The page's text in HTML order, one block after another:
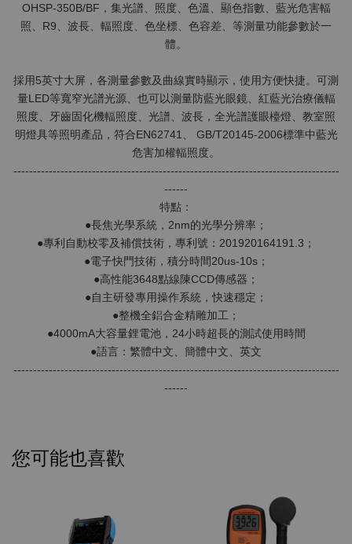
OHSP-350B/BF，集光譜、照度、色溫、顯色指數、藍光危害輻
照、R9、波長、輻照度、色坐標、色容差、等測量功能參數於一
體。
採用5英寸大屏，各測量參數及曲線實時顯示，使用方便快捷。可測
量LED等寬窄光譜光源、也可以測量防藍光眼鏡、紅藍光治療儀輻
照度、牙齒固化機輻照度、光譜、波長，全光譜護眼檯燈、教室照
明燈具等照明產品，符合EN62741、 GB/T20145-2006標準中藍光
危害加權輻照度。
-----------------------------------------------------------------------------------
------
特點：
●長焦光學系統，2nm的光學分辨率；
●專利自動校零及補償技術，專利號：201920164191.3；
●電子快門技術，積分時間20us-10s；
●高性能3648點線陳CCD傳感器；
●自主研發專用操作系統，快速穩定；
●整機全鋁合金精雕加工；
●4000mA大容量鋰電池，24小時超長的測試使用時間
●語言：繁體中文、簡體中文、英文
-----------------------------------------------------------------------------------
------
您可能也喜歡